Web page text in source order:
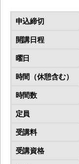
申込締切
開講日程
曜日
時間（休憩含む）
時間数
定員
受講料
受講資格